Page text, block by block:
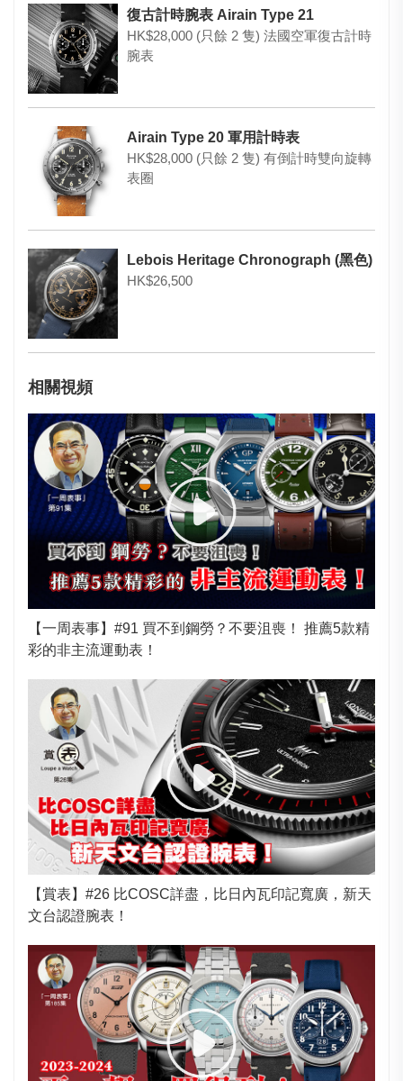
復古計時腕表 Airain Type 21
HK$28,000 (只餘 2 隻) 法國空軍復古計時
腕表
Airain Type 20 軍用計時表
HK$28,000 (只餘 2 隻) 有倒計時雙向旋轉
表圈
Lebois Heritage Chronograph (黑色)
HK$26,500
相關視頻
【一周表事】#91 買不到鋼勞？不要沮喪！ 推薦5款精
彩的非主流運動表！
【賞表】#26 比COSC詳盡，比日內瓦印記寬廣，新天
文台認證腕表！